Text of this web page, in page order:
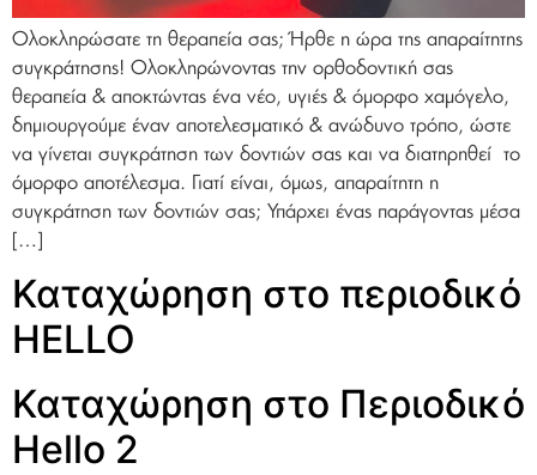
Ολοκληρώσατε τη θεραπεία σας; Ήρθε η ώρα της απαραίτητης
συγκράτησης! Ολοκληρώνοντας την ορθοδοντική σας
θεραπεία & αποκτώντας ένα νέο, υγιές & όμορφο χαμόγελο,
δημιουργούμε έναν αποτελεσματικό & ανώδυνο τρόπο, ώστε
να γίνεται συγκράτηση των δοντιών σας και να διατηρηθεί το
όμορφο αποτέλεσμα. Γιατί είναι, όμως, απαραίτητη η
συγκράτηση των δοντιών σας; Υπάρχει ένας παράγοντας μέσα
[…]
Καταχώρηση στο περιοδικό
HELLO
Καταχώρηση στο Περιοδικό
Hello 2